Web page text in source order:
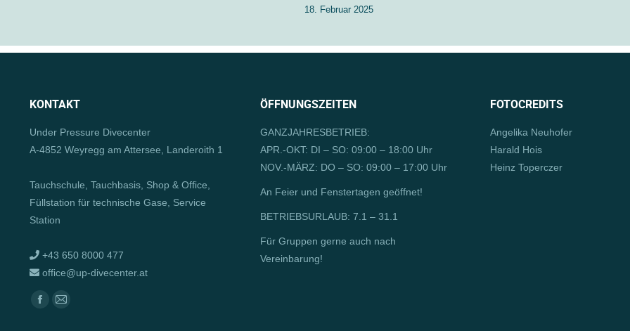
18. Februar 2025
KONTAKT
Under Pressure Divecenter
A-4852 Weyregg am Attersee, Landeroith 1
Tauchschule, Tauchbasis, Shop & Office,
Füllstation für technische Gase, Service
Station
+43 650 8000 477
office@up-divecenter.at
Finden Sie uns auf:
Facebook
E-
ÖFFNUNGSZEITEN
GANZJAHRESBETRIEB:
APR.-OKT: DI – SO: 09:00 – 18:00 Uhr
NOV.-MÄRZ: DO – SO: 09:00 – 17:00 Uhr
An Feier und Fenstertagen geöffnet!
BETRIEBSURLAUB: 7.1 – 31.1
Für Gruppen gerne auch nach
Vereinbarung!
FOTOCREDITS
Angelika Neuhofer
Harald Hois
Heinz Toperczer